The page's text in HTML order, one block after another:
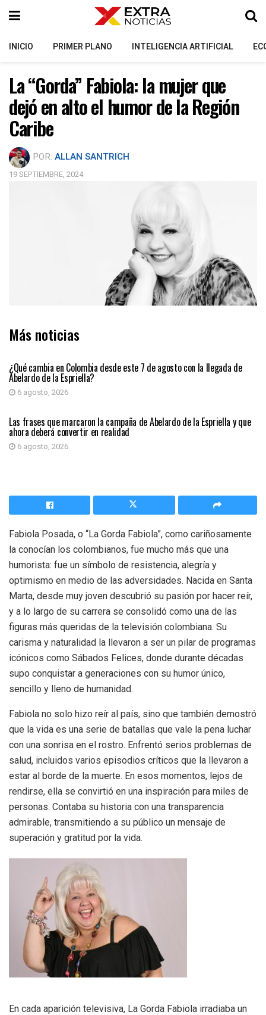
INICIO PRIMER PLANO INTELIGENCIA ARTIFICIAL
La “Gorda” Fabiola: la mujer que
dejó en alto el humor de la Región
Caribe
POR: ALLAN SANTRICH
19 SEPTIEMBRE, 2024
Más noticias
¿Qué cambia en Colombia desde este 7 de agosto con la llegada de
Abelardo de la Espriella?
6 agosto, 2026
PRIMER PLANO
Las frases que marcaron la campaña de Abelardo de la Espriella y que
ahora deberá convertir en realidad
6 agosto, 2026
Fabiola Posada, o “La Gorda Fabiola”, como cariñosamente
la conocían los colombianos, fue mucho más que una
humorista: fue un símbolo de resistencia, alegría y
optimismo en medio de las adversidades. Nacida en Santa
Marta, desde muy joven descubrió su pasión por hacer reír,
y a lo largo de su carrera se consolidó como una de las
figuras más queridas de la televisión colombiana. Su
carisma y naturalidad la llevaron a ser un pilar de programas
icónicos como Sábados Felices, donde durante décadas
supo conquistar a generaciones con su humor único,
sencillo y lleno de humanidad.
Fabiola no solo hizo reír al país, sino que también demostró
que la vida es una serie de batallas que vale la pena luchar
con una sonrisa en el rostro. Enfrentó serios problemas de
salud, incluidos varios episodios críticos que la llevaron a
estar al borde de la muerte. En esos momentos, lejos de
rendirse, ella se convirtió en una inspiración para miles de
personas. Contaba su historia con una transparencia
admirable, transmitiendo a su público un mensaje de
superación y gratitud por la vida.
En cada aparición televisiva, La Gorda Fabiola irradiaba un